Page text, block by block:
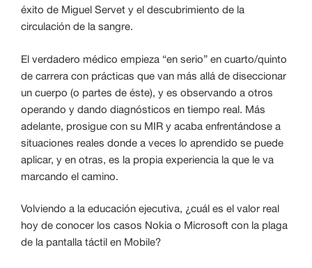
éxito de Miguel Servet y el descubrimiento de la
circulación de la sangre.
El verdadero médico empieza “en serio” en cuarto/quinto
de carrera con prácticas que van más allá de diseccionar
un cuerpo (o partes de éste), y es observando a otros
operando y dando diagnósticos en tiempo real. Más
adelante, prosigue con su MIR y acaba enfrentándose a
situaciones reales donde a veces lo aprendido se puede
aplicar, y en otras, es la propia experiencia la que le va
marcando el camino.
Volviendo a la educación ejecutiva, ¿cuál es el valor real
hoy de conocer los casos Nokia o Microsoft con la plaga
de la pantalla táctil en Mobile?